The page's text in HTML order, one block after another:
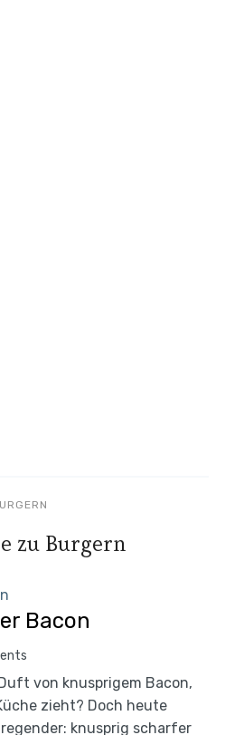
zu Burgern
Bacon
von knusprigem Bacon,
zieht? Doch heute
knusprig scharfer